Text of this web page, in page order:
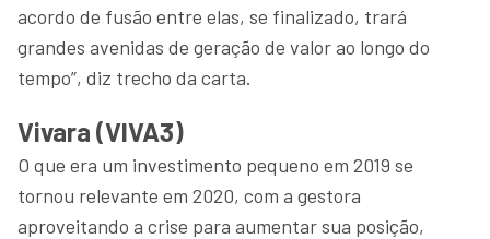
acordo de fusão entre elas, se finalizado, trará
grandes avenidas de geração de valor ao longo do
tempo”, diz trecho da carta.
Vivara (VIVA3)
O que era um investimento pequeno em 2019 se
tornou relevante em 2020, com a gestora
aproveitando a crise para aumentar sua posição,